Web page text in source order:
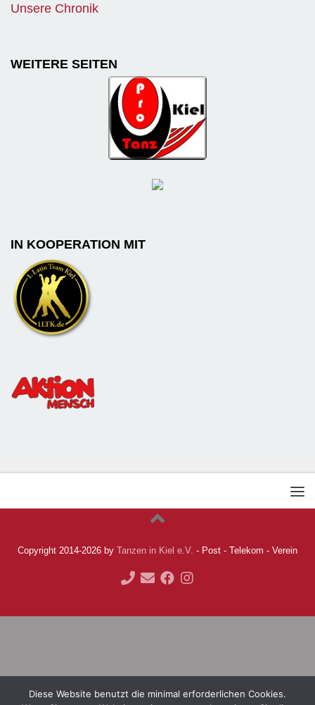
Unsere Chronik
WEITERE SEITEN
IN KOOPERATION MIT
Copyright 2014-2026 by Tanzen in Kiel e.V. - Post - Telekom - Verein
Diese Website benutzt die minimal erforderlichen Cookies.